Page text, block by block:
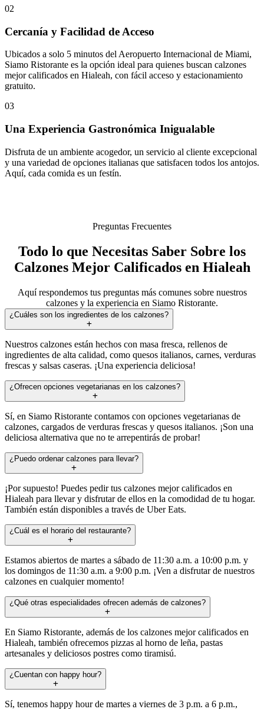
02
Cercanía y Facilidad de Acceso
Ubicados a solo 5 minutos del Aeropuerto Internacional de Miami,
Siamo Ristorante es la opción ideal para quienes buscan calzones
mejor calificados en Hialeah, con fácil acceso y estacionamiento
gratuito.
03
Una Experiencia Gastronómica Inigualable
Disfruta de un ambiente acogedor, un servicio al cliente excepcional
y una variedad de opciones italianas que satisfacen todos los antojos.
Aquí, cada comida es un festín.
Preguntas Frecuentes
Todo lo que Necesitas Saber Sobre los
Calzones Mejor Calificados en Hialeah
Aquí respondemos tus preguntas más comunes sobre nuestros
calzones y la experiencia en Siamo Ristorante.
¿Cuáles son los ingredientes de los calzones?
Nuestros calzones están hechos con masa fresca, rellenos de
ingredientes de alta calidad, como quesos italianos, carnes, verduras
frescas y salsas caseras. ¡Una experiencia deliciosa!
¿Ofrecen opciones vegetarianas en los calzones?
Sí, en Siamo Ristorante contamos con opciones vegetarianas de
calzones, cargados de verduras frescas y quesos italianos. ¡Son una
deliciosa alternativa que no te arrepentirás de probar!
¿Puedo ordenar calzones para llevar?
¡Por supuesto! Puedes pedir tus calzones mejor calificados en
Hialeah para llevar y disfrutar de ellos en la comodidad de tu hogar.
También están disponibles a través de Uber Eats.
¿Cuál es el horario del restaurante?
Estamos abiertos de martes a sábado de 11:30 a.m. a 10:00 p.m. y
los domingos de 11:30 a.m. a 9:00 p.m. ¡Ven a disfrutar de nuestros
calzones en cualquier momento!
¿Qué otras especialidades ofrecen además de calzones?
En Siamo Ristorante, además de los calzones mejor calificados en
Hialeah, también ofrecemos pizzas al horno de leña, pastas
artesanales y deliciosos postres como tiramisú.
¿Cuentan con happy hour?
Sí, tenemos happy hour de martes a viernes de 3 p.m. a 6 p.m.,